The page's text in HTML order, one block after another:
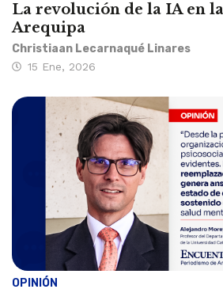
La revolución de la IA en
Arequipa
Christiaan Lecarnaqué Linares
15 Ene, 2026
OPINIÓN